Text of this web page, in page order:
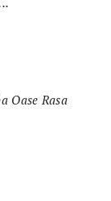
Oase Rasa